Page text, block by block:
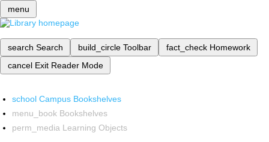
menu
search Search build_circle Toolbar fact_check Homework
cancel Exit Reader Mode
school Campus Bookshelves
menu_book Bookshelves
perm_media Learning Objects